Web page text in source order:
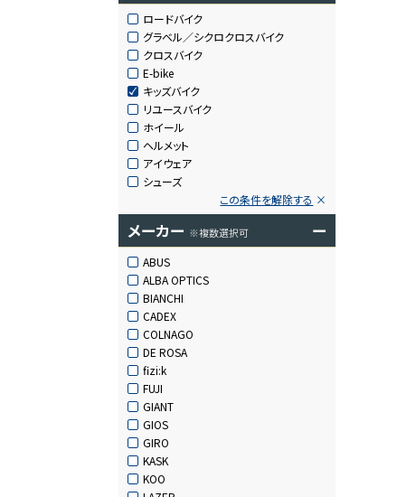
ロードバイク
グラベル／シクロクロスバイク
クロスバイク
E-bike
キッズバイク
リユースバイク
ホイール
ヘルメット
アイウェア
シューズ
この条件を解除する
メーカー ※複数選択可 ー
ABUS
ALBA OPTICS
BIANCHI
CADEX
COLNAGO
DE ROSA
fizi:k
FUJI
GIANT
GIOS
GIRO
KASK
KOO